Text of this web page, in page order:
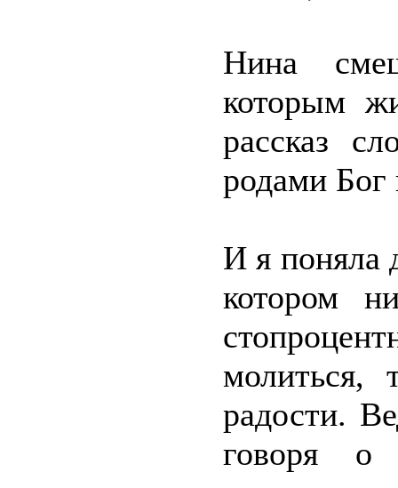
Нина
которым
рассказ
родами
И я поняла
котором
молиться,
радости.
говоря о